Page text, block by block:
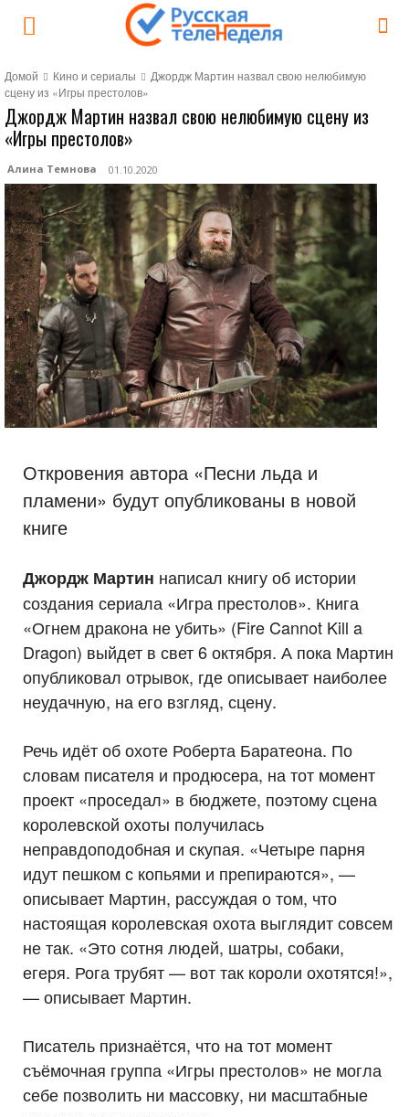
Домой Кино и сериалы
Джордж Мартин назвал свою нелюбимую
сцену из «Игры престолов»
Джордж Мартин назвал свою нелюбимую сцену из
«Игры престолов»
Алина Темнова 01.10.2020
Откровения автора «Песни льда и
пламени» будут опубликованы в новой
книге
Джордж Мартин написал книгу об истории
создания сериала «Игра престолов». Книга
«Огнем дракона не убить» (Fire Cannot Kill a
Dragon) выйдет в свет 6 октября. А пока Мартин
опубликовал отрывок, где описывает наиболее
неудачную, на его взгляд, сцену.
Речь идёт об охоте Роберта Баратеона. По
словам писателя и продюсера, на тот момент
проект «проседал» в бюджете, поэтому сцена
королевской охоты получилась
неправдоподобная и скупая. «Четыре парня
идут пешком с копьями и препираются», —
описывает Мартин, рассуждая о том, что
настоящая королевская охота выглядит совсем
не так. «Это сотня людей, шатры, собаки,
егеря. Рога трубят — вот так короли охотятся!»,
— описывает Мартин.
Писатель признаётся, что на тот момент
съёмочная группа «Игры престолов» не могла
себе позволить ни массовку, ни масштабные